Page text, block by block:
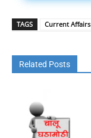
TAGS Current Affairs
Related Posts